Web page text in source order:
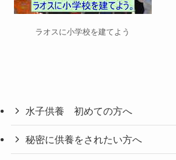
ラオスに小学校を建てよう
水子供養 初めての方へ
秘密に供養をされたい方へ